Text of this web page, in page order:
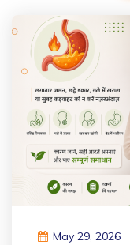
May 29, 2026